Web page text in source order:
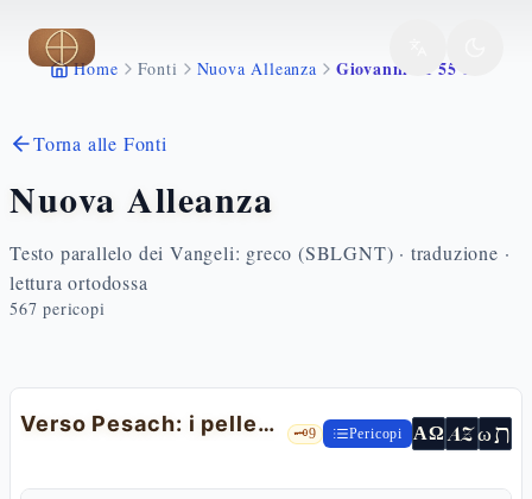
Vai al contenuto principale
Home Fonti Nuova Alleanza Giovanni 11 55 57
Torna alle Fonti
Nuova Alleanza
Testo parallelo dei Vangeli: greco (SBLGNT) · traduzione ·
lettura ortodossa
567 pericopi
Verso Pesach: i pellegrini si purificano e cercano Gesù 🗝️9 Pericopi ΑΩ AZωת